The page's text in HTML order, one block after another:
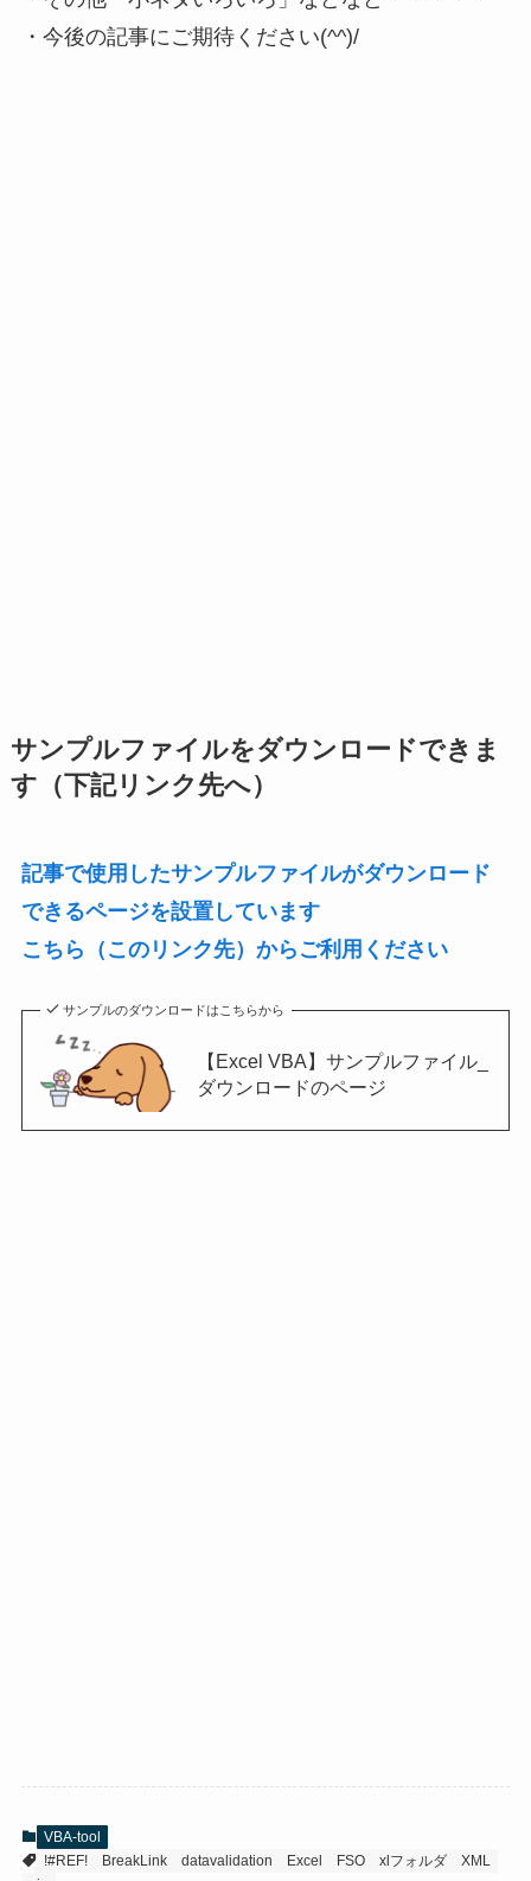
・今後の記事にご期待ください(^^)/
サンプルファイルをダウンロードできま
す（下記リンク先へ）
記事で使用したサンプルファイルがダウンロード
できるページを設置しています
こちら（このリンク先）からご利用ください
サンプルのダウンロードはこちらから
【Excel VBA】サンプルファイル_
ダウンロードのページ
VBA-tool
!#REF!
BreakLink datavalidation Excel FSO xlフォルダ
XML